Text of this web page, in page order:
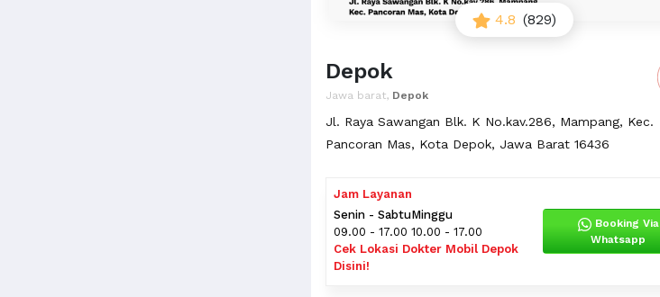
4.8 (829)
Depok
Jawa barat, Depok
Jl. Raya Sawangan Blk. K No.kav.286, Mampang, Kec.
Pancoran Mas, Kota Depok, Jawa Barat 16436
Jam Layanan
Senin - Sabtu
09.00 - 17.00
Minggu
10.00 - 17.00
Cek Lokasi Dokter Mobil Depok
Disini!
Booking Via
Whatsapp